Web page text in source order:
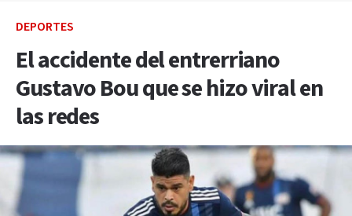
DEPORTES
El accidente del entrerriano
Gustavo Bou que se hizo viral en
las redes